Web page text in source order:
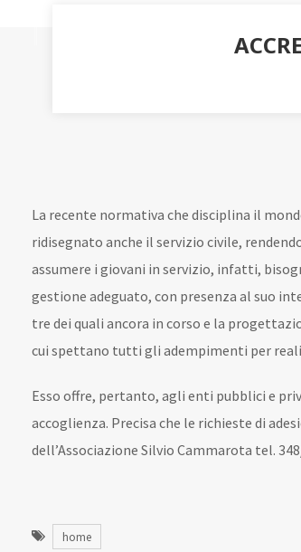
La recente normativa che disciplina il
ridisegnato anche il servizio civile,
assumere i giovani in servizio, infatti,
gestione adeguato, con presenza al suo
tre dei quali ancora in corso e la
cui spettano tutti gli adempimenti per
Esso offre, pertanto, agli enti pubblici e
accoglienza. Precisa che le richieste di
dell’Associazione Silvio Cammarota tel.
home